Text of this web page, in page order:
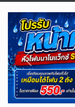
Previous